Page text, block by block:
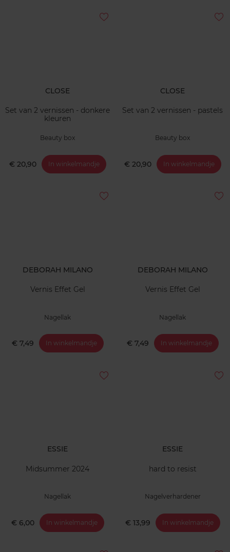
CLOSE
Set van 2 vernissen - donkere
kleuren
Beauty box
€ 20,90 In winkelmandje
CLOSE
Set van 2 vernissen - pastels
Beauty box
€ 20,90 In winkelmandje
DEBORAH MILANO
Vernis Effet Gel
Nagellak
€ 7,49 In winkelmandje
DEBORAH MILANO
Vernis Effet Gel
Nagellak
€ 7,49 In winkelmandje
ESSIE
Midsummer 2024
Nagellak
€ 6,00 In winkelmandje
ESSIE
hard to resist
Nagelverhardener
€ 13,99 In winkelmandje